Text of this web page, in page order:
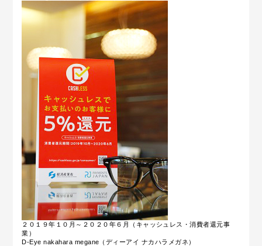
２０１９年１０月～２０２０年６月（キャッシュレス・消費者還元事
業）
D-Eye nakahara megane（ディーアイ ナカハラメガネ）